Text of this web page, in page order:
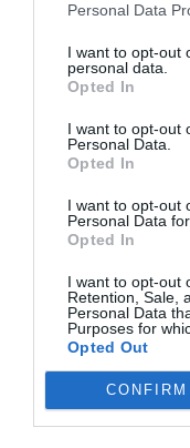
Personal Data
I want to opt-out
personal data.
Opted In
I want to opt-out
Personal Data.
Opted In
I want to opt-out
Personal Data
Opted In
I want to opt-out
Retention, Sale,
Personal Data
Purposes for
Opted Out
CONFIRM
Εκρυψαν τις
με γενναιότητα και